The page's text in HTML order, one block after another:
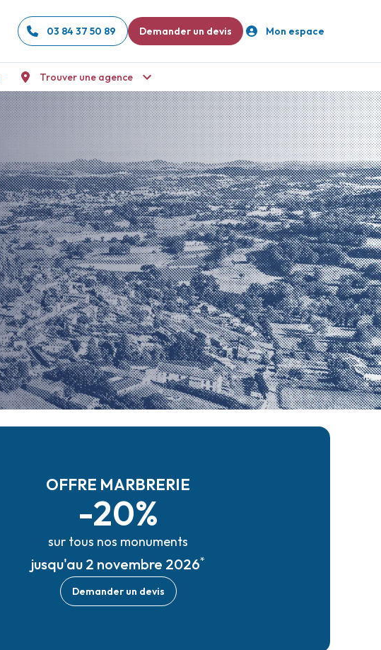
03 84 37 50 89 Demander un devis Mon espace
Trouver une agence
OFFRE MARBRERIE
-20%
sur tous nos monuments
jusqu'au 2 novembre 2026*
Demander un devis